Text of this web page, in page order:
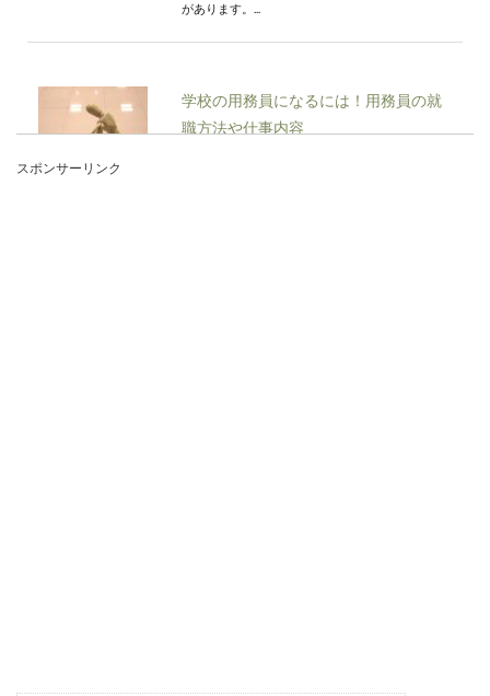
があります。...
学校の用務員になるには！用務員の就
職方法や仕事内容
スポンサーリンク